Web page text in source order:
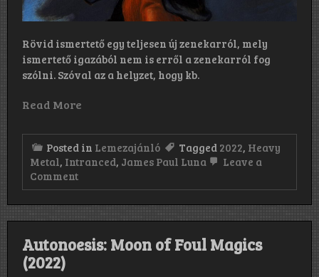
Rövid ismertető egy teljesen új zenekarról, mely
ismertető igazából nem is erről a zenekarról fog
szólni. Szóval az a helyzet, hogy kb.
Read More
Posted in Lemezajánló Tagged 2022, Heavy
Metal, Intranced, James Paul Luna
Leave a
Commenton
Intranced:
(2022)
Autonoesis: Moon of Foul Magics
(2022)